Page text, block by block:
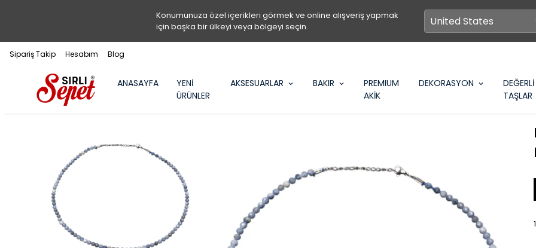
Konumunuza özel içerikleri görmek ve online alışveriş yapmak
için başka bir ülkeyi veya bölgeyi seçin.
Sipariş Takip Hesabım Blog
ANASAYFA
YENİ
ÜRÜNLER
AKSESUARLAR BAKIR
PREMIUM
AKİK
DEKORASYON
DEĞERLİ
TAŞLAR